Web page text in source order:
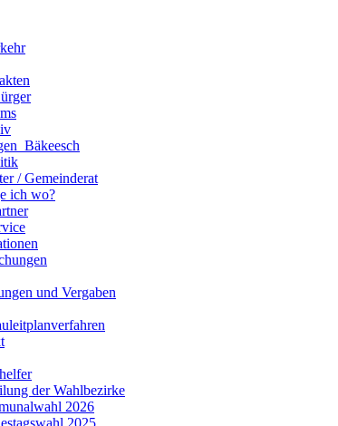
/ Gemeinderat
ich wo?
und Vergaben
der Wahlbezirke
2026
2025